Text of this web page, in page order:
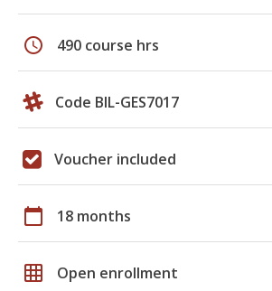
schedule 490 course hrs
Code BIL-GES7017
Voucher included
calendar_today 18 months
grid_on Open enrollment